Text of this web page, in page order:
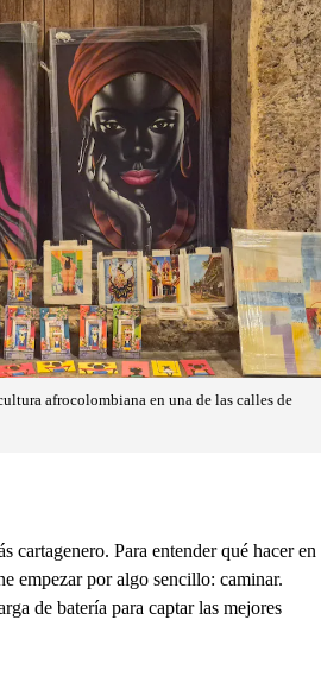
afrocolombiana en una de las calles de
cartagenero. Para entender qué hacer en
empezar por algo sencillo: caminar.
de batería para captar las mejores